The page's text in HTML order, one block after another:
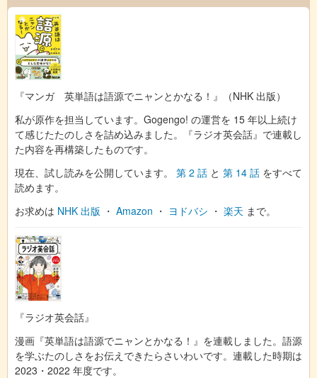
『マンガ 英単語は語源でニャンとかなる！』（NHK 出版）
私が原作を担当しています。Gogengo! の運営を 15 年以上続け
て感じたたのしさを詰め込みました。『ラジオ英会話』で連載し
た内容を再構築したものです。
現在、試し読みを公開しています。 第 2 話 と 第 14 話 をすべて
読めます。
お求めは NHK 出版 ・ Amazon ・ ヨドバシ ・ 楽天 まで。
『ラジオ英会話』
漫画『英単語は語源でニャンとかなる！』を連載しました。語源
を学ぶたのしさをお伝えできたらさいわいです。連載した時期は
2023・2022 年度です。